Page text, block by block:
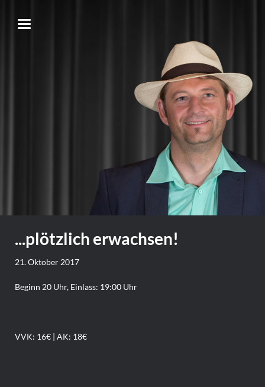
...plötzlich erwachsen!
21. Oktober 2017
Beginn 20 Uhr, Einlass: 19:00 Uhr
VVK: 16€ | AK: 18€